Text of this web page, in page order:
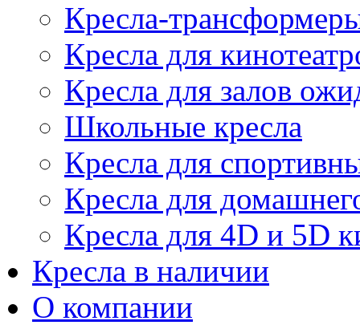
Кресла-
Кресла для
Кресла для залов
Школьные кресла
Кресла для
Кресла для
Кресла для 4D и 5D
Кресла в наличии
О компании